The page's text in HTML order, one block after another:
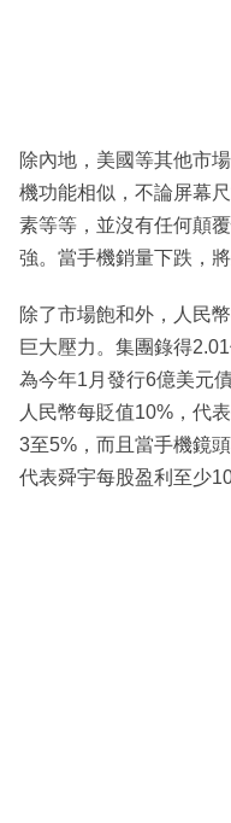
除內地，美國等其他市
機功能相似，不論屏幕
素等等，並沒有任何顛
強。當手機銷量下跌，
除了市場飽和外，人民
巨大壓力。集團錄得
為今年1月發行6億美元
人民幣每貶值10%，代
3至5%，而且當手機鏡
代表舜宇每股盈利至少